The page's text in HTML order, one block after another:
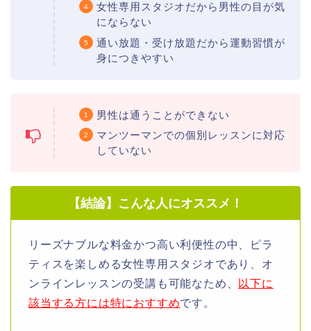
女性専用スタジオだから男性の目が気
にならない
通い放題・受け放題だから運動習慣が
身につきやすい
男性は通うことができない
マンツーマンでの個別レッスンに対応
していない
【結論】こんな人にオススメ！
リーズナブルな料金かつ高い利便性の中、ピラ
ティスを楽しめる女性専用スタジオであり、オ
ンラインレッスンの受講も可能なため、
以下に
該当する方には特におすすめです。